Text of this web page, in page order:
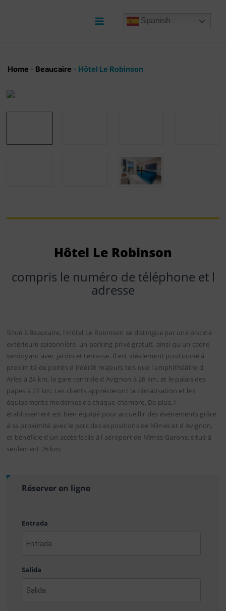
Spanish
Home - Beaucaire - Hôtel Le Robinson
Hôtel Le Robinson
compris le numéro de téléphone et l
adresse
Situé à Beaucaire, l Hôtel Le Robinson se distingue par une piscine
extérieure saisonnière, un parking privé gratuit, ainsi qu un cadre
verdoyant avec jardin et terrasse. Il est idéalement positionné à
proximité de points d intérêt majeurs tels que l amphithéâtre d
Arles à 24 km, la gare centrale d Avignon à 26 km, et le palais des
papes à 27 km. Les clients apprécieront la climatisation et les
équipements modernes de chaque chambre. De plus, l
établissement est bien équipé pour accueillir des événements grâce
à sa proximité avec le parc des expositions de Nîmes et d Avignon,
et bénéficie d un accès facile à l aéroport de Nîmes-Garons, situé à
seulement 26 km.
Réserver en ligne
Entrada
AAAA
MM
DD
Salida
AAAA